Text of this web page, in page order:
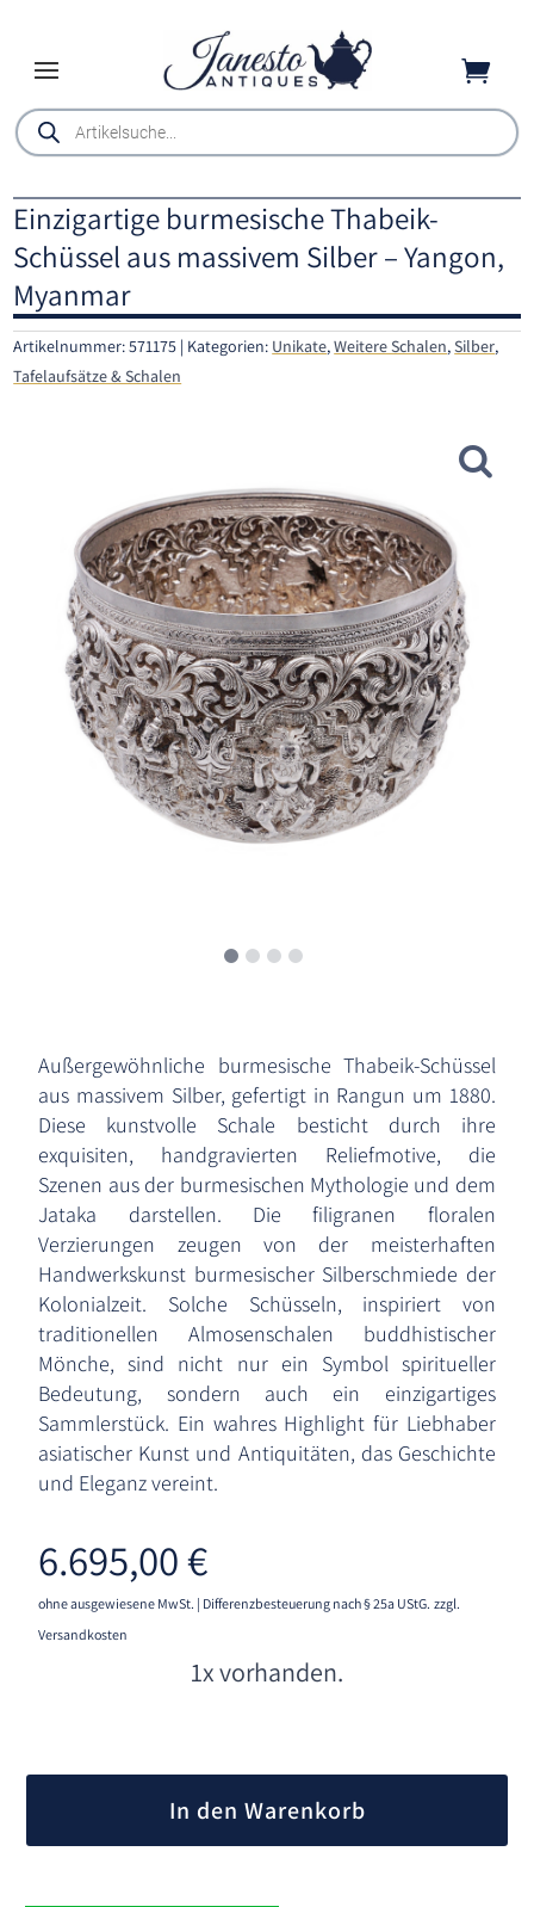

Products
search
Einzigartige burmesische Thabeik-
Schüssel aus massivem Silber – Yangon,
Myanmar
Artikelnummer:571175 Kategorien: Unikate,Weitere Schalen,Silber,
Tafelaufsätze & Schalen
Außergewöhnliche burmesische Thabeik-Schüssel
aus massivem Silber, gefertigt in Rangun um 1880.
Diese kunstvolle Schale besticht durch ihre
exquisiten, handgravierten Reliefmotive, die
Szenen aus der burmesischen Mythologie und dem
Jataka darstellen. Die filigranen floralen
Verzierungen zeugen von der meisterhaften
Handwerkskunst burmesischer Silberschmiede der
Kolonialzeit. Solche Schüsseln, inspiriert von
traditionellen Almosenschalen buddhistischer
Mönche, sind nicht nur ein Symbol spiritueller
Bedeutung, sondern auch ein einzigartiges
Sammlerstück. Ein wahres Highlight für Liebhaber
asiatischer Kunst und Antiquitäten, das Geschichte
und Eleganz vereint.
6.695,00€
ohne ausgewiesene MwSt. | Differenzbesteuerung nach § 25a UStG. zzgl.
Versandkosten
1x vorhanden.
In den Warenkorb